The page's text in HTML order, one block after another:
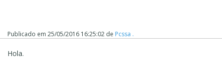
Publicado em 25/05/2016 16:25:02 de Pcssa .
Hola.